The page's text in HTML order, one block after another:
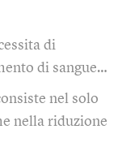
di
di sangue…
nel solo
nella riduzione